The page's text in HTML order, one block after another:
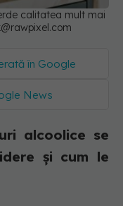
calitatea mult mai
în Google
News
alcoolice se
și cum le